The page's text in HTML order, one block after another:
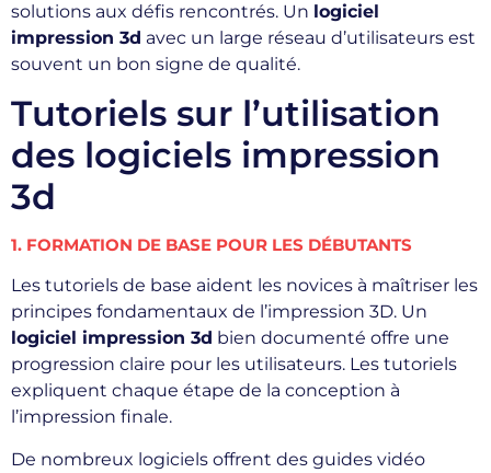
solutions aux défis rencontrés. Un logiciel
impression 3d avec un large réseau d’utilisateurs est
souvent un bon signe de qualité.
Tutoriels sur l’utilisation
des logiciels impression
3d
1. FORMATION DE BASE POUR LES DÉBUTANTS
Les tutoriels de base aident les novices à maîtriser les
principes fondamentaux de l’impression 3D. Un
logiciel impression 3d bien documenté offre une
progression claire pour les utilisateurs. Les tutoriels
expliquent chaque étape de la conception à
l’impression finale.
De nombreux logiciels offrent des guides vidéo